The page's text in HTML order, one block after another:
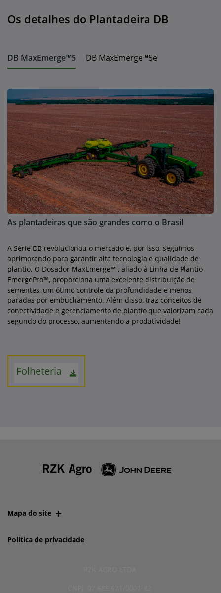
Os detalhes do Plantadeira DB
DB MaxEmerge™5 DB MaxEmerge™5e
As plantadeiras que são grandes como o Brasil
A Série DB revolucionou o mercado e, por isso, seguimos
aprimorando para garantir alta tecnologia e qualidade de
plantio. O Dosador MaxEmerge™ , aliado à Linha de Plantio
EmergePro™, proporciona uma excelente distribuição de
sementes, um ótimo controle da profundidade e menos
paradas por embuchamento. Além disso, traz conceitos de
conectividade e gerenciamento de plantio que valorizam cada
segundo do processo, aumentando a produtividade!
Folheteria
Mapa do site
Política de privacidade